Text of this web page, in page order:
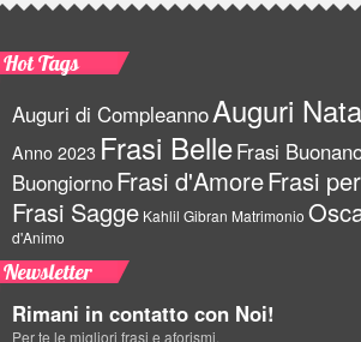
Hot Tags
Auguri di CompleannoAuguri
Anno 2023 Frasi BelleFrasi
BuongiornoFrasi d'AmoreFrasi
Frasi Sagge Kahlil Gibran Matrimonio
d'Animo
Newsletter
Rimani in contatto con Noi!
Per te le migliori frasi e aforismi.